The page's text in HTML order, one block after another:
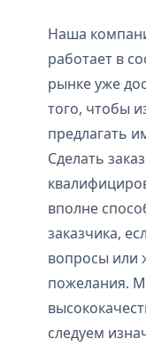
Наша
работает в
рынке уже
того, чтобы
предлагать
Сделать
вполне
заказчика,
вопросы или
пожелания.
следуем